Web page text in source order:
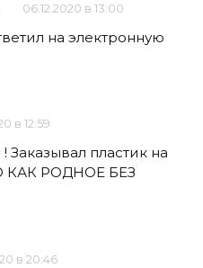
06.12.2020 в 13:00
на электронную
в 12:59
пластик на
КАК РОДНОЕ БЕЗ
в 20:46